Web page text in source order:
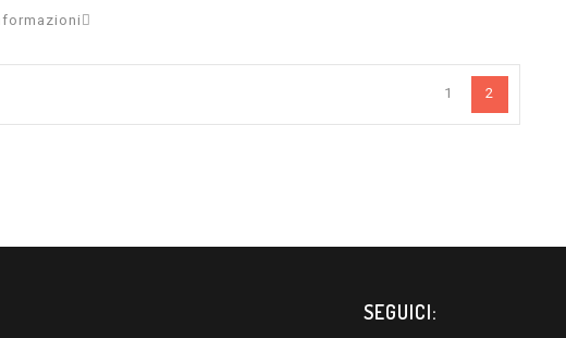
1 2
SEGUICI: